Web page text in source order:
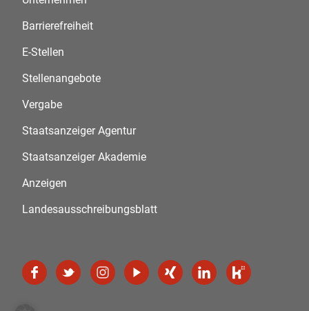
Barrierefreiheit
E-Stellen
Stellenangebote
Vergabe
Staatsanzeiger Agentur
Staatsanzeiger Akademie
Anzeigen
Landesausschreibungsblatt